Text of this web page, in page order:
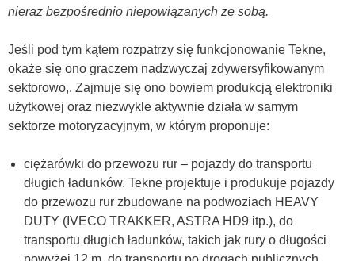
nieraz bezpośrednio niepowiązanych ze sobą.
Jeśli pod tym kątem rozpatrzy się funkcjonowanie Tekne,
okaże się ono graczem nadzwyczaj zdywersyfikowanym
sektorowo,. Zajmuje się ono bowiem produkcją elektroniki
użytkowej oraz niezwykle aktywnie działa w samym
sektorze motoryzacyjnym, w którym proponuje:
ciężarówki do przewozu rur – pojazdy do transportu
długich ładunków. Tekne projektuje i produkuje pojazdy
do przewozu rur zbudowane na podwoziach HEAVY
DUTY (IVECO TRAKKER, ASTRA HD9 itp.), do
transportu długich ładunków, takich jak rury o długości